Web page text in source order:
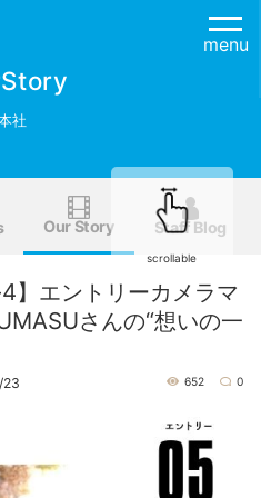
menu
社
Our Story Staff Blog
】エントリーカメラマ
さんの“想いの一
652 0